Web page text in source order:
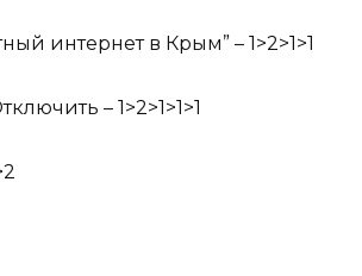
интернет в Крым” – 1>2>1>1
– 1>2>1>1>1